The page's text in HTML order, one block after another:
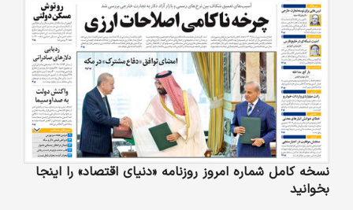
نسخه کامل شماره امروز روزنامه «دنیای‌ اقتصاد» را اینجا
بخوانید